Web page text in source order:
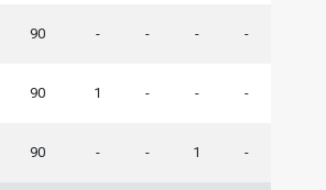
90 - - - -
90 1 - - -
90 - - 1 -